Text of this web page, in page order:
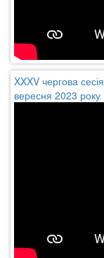
XXXV чергова
вересня 2023 року